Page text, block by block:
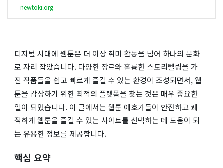
newtoki.org
디지털 시대에 웹툰은 더 이상 취미 활동을 넘어 하나의 문화
로 자리 잡았습니다. 다양한 장르와 훌륭한 스토리텔링을 가
진 작품들을 쉽고 빠르게 즐길 수 있는 환경이 조성되면서, 웹
툰을 감상하기 위한 최적의 플랫폼을 찾는 것은 매우 중요한
일이 되었습니다. 이 글에서는 웹툰 애호가들이 안전하고 쾌
적하게 웹툰을 즐길 수 있는 사이트를 선택하는 데 도움이 되
는 유용한 정보를 제공합니다.
핵심 요약